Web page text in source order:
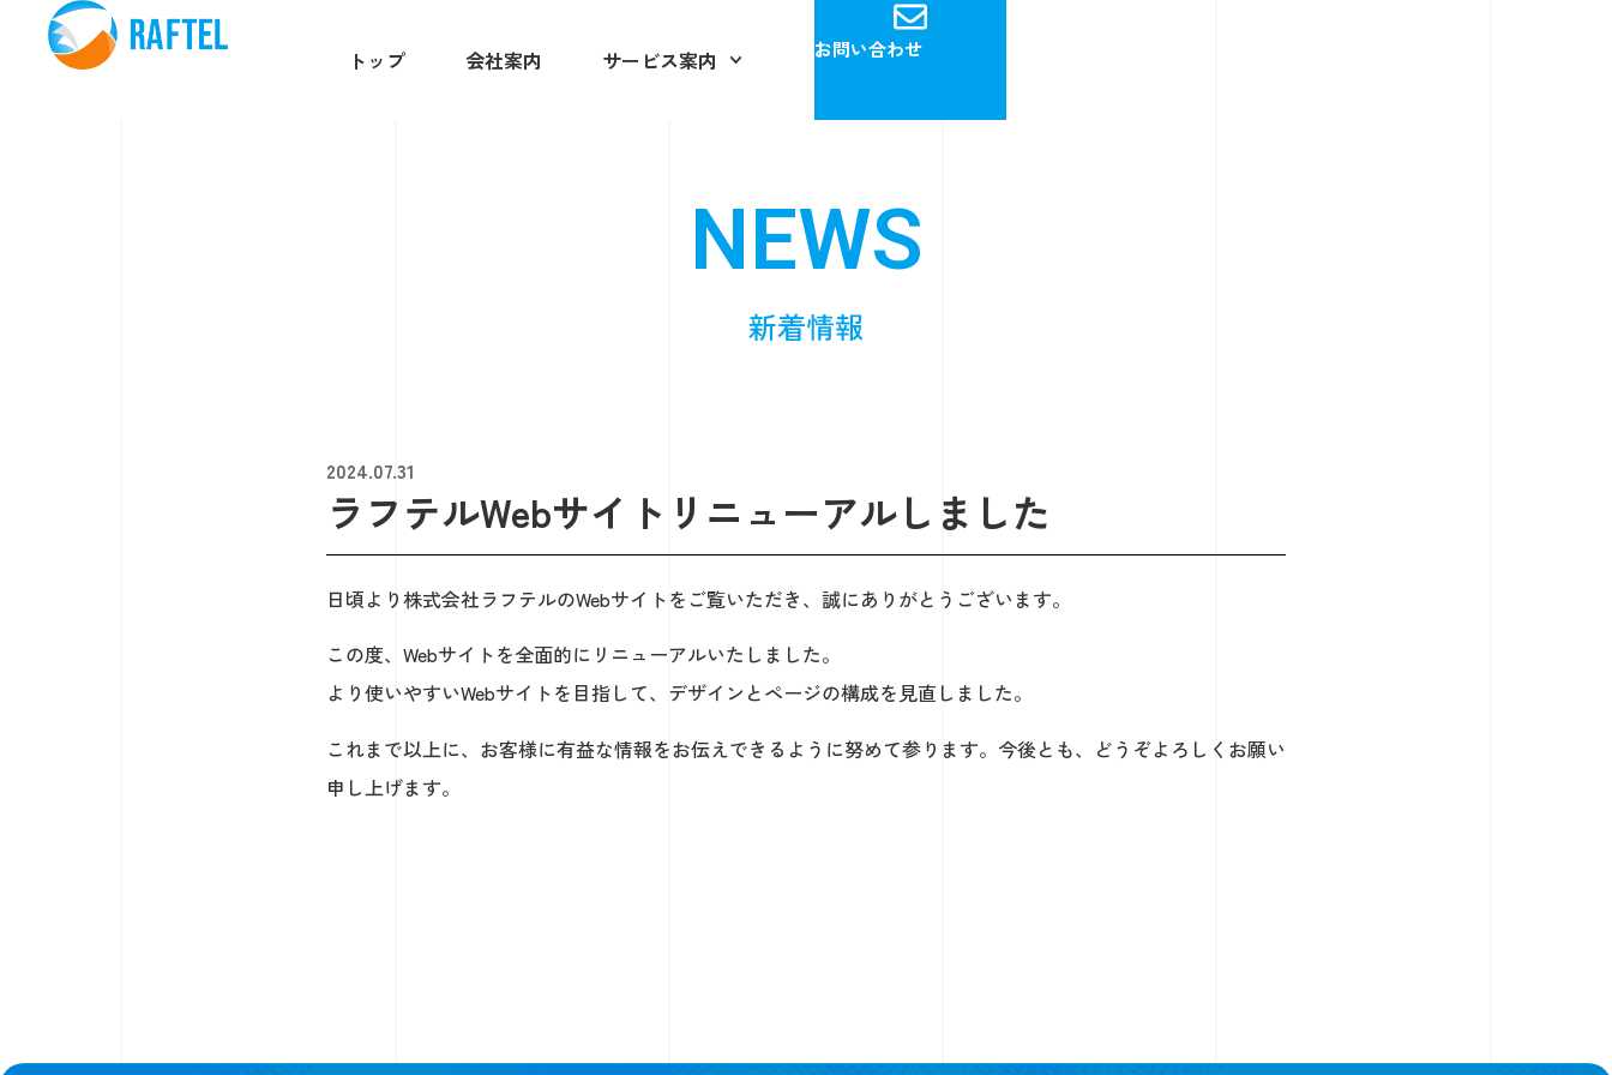
トップ 会社案内 サービス案内 お問い合わせ
NEWS
新着情報
2024.07.31
ラフテルWebサイトリニューアルしました
日頃より株式会社ラフテルのWebサイトをご覧いただき、誠にありがとうございます。
この度、Webサイトを全面的にリニューアルいたしました。
より使いやすいWebサイトを目指して、デザインとページの構成を見直しました。
これまで以上に、お客様に有益な情報をお伝えできるように努めて参ります。今後とも、どうぞよろしくお願い
申し上げます。